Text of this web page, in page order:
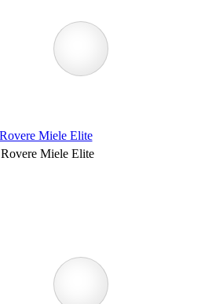
Rovere Miele Elite